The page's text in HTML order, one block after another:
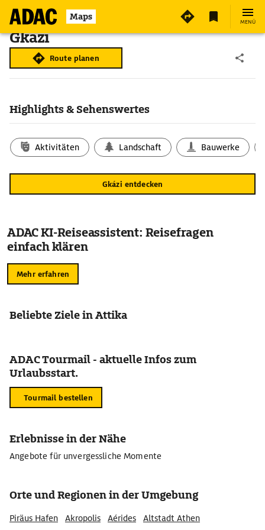
Maps MENÜ
Gkázi
Route planen
Highlights & Sehenswertes
Aktivitäten Landschaft Bauwerke
Gkázi entdecken
ADAC KI-Reiseassistent: Reisefragen
einfach klären
Mehr erfahren
Beliebte Ziele in Attika
ADAC Tourmail - aktuelle Infos zum
Urlaubsstart.
Tourmail bestellen
Erlebnisse in der Nähe
Angebote für unvergessliche Momente
Orte und Regionen in der Umgebung
Piräus Hafen Akropolis Aérides Altstadt Athen